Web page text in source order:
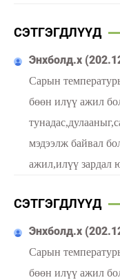
СЭТГЭГДЛҮҮД
Энхболд.х
Сарын
бөөн илүү ажил
мэдээлж байвал
ажил,илүү зардал
СЭТГЭГДЛҮҮД
Энхболд.х
Сарын
бөөн илүү ажил